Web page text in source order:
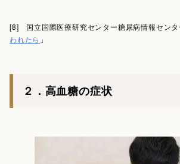
[8] 国立国際医療研究センター糖尿病情報センタ
われたら 」
２．高血糖の症状